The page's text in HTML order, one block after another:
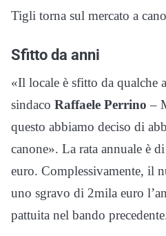
Tigli torna sul mercato a
Sfitto da anni
«Il locale è sfitto da qualche
sindaco Raffaele Perrino –
questo abbiamo deciso di
canone». La rata annuale è
euro. Complessivamente, il
uno sgravo di 2mila euro
pattuita nel bando